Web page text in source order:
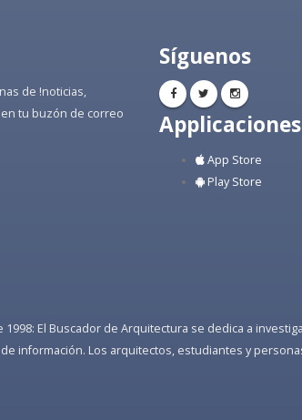
de !noticias,
tu buzón de correo
Síguenos
Applicaciones
App Store
Play Store
El Buscador de Arquitectura se dedica a
información. Los arquitectos, estudiantes y